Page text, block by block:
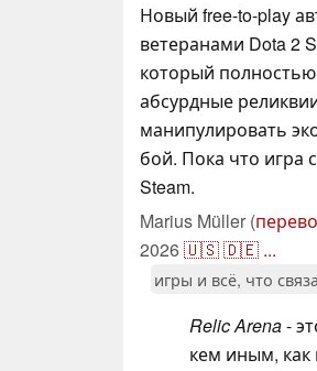
Новый free-to-play
ветеранами Dota 2
который
абсурдные
манипулировать
бой. Пока что игра
Steam.
Marius Müller (
2026🇺🇸🇩🇪 ...
игры и всё, что
Relic Arena-
кем иным, как